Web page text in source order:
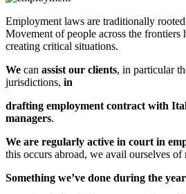
Employment laws are traditionally
Movement of people across the frontiers
creating critical situations.
We can assist our clients, in particular
jurisdictions, in
drafting employment contract with
managers.
We are regularly active in court in
this occurs abroad, we avail ourselves of
Something we’ve done during the